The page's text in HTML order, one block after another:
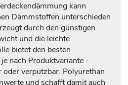
kann
Dämmstoffen unterschieden
durch den günstigen
und die leichte
bietet den besten
nach Produktvariante -
oder verputzbar. Polyurethan
und schafft damit auch